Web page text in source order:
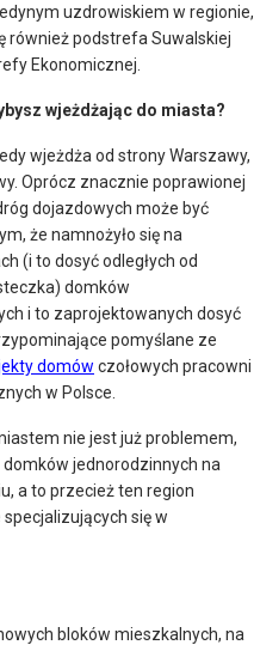
uzdrowiskiem w regionie,
również podstrefa Suwalskiej
Ekonomicznej.
wjeżdżając do miasta?
wjeżdża od strony Warszawy,
Oprócz znacznie poprawionej
dojazdowych może być
że namnożyło się na
(i to dosyć odległych od
domków
i to zaprojektowanych dosyć
pomyślane ze
domów czołowych pracowni
w Polsce.
nie jest już problemem,
domków jednorodzinnych na
a to przecież ten region
się w
bloków mieszkalnych, na